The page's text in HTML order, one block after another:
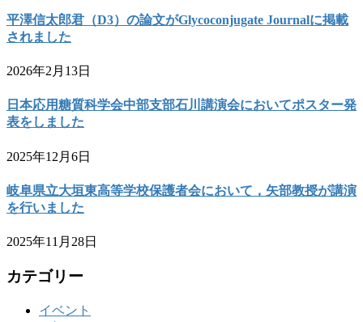
平澤信太郎君（D3）の論文がGlycoconjugate Journalに掲載
されました
2026年2月13日
日本応用糖質科学会中部支部石川講演会においてポスター発
表をしました
2025年12月6日
岐阜県立大垣東高等学校保護者会において，矢部教授が講演
を行いました
2025年11月28日
カテゴリー
イベント